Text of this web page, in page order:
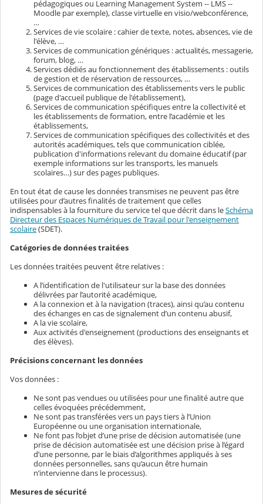
pédagogiques ou Learning Management System -- LMS --
Moodle par exemple), classe virtuelle en visio/webconférence,
…
Services de vie scolaire : cahier de texte, notes, absences, vie de
l'élève, …
Services de communication génériques : actualités, messagerie,
forum, blog, …
Services dédiés au fonctionnement des établissements : outils
de gestion et de réservation de ressources, …
Services de communication des établissements vers le public
(page d'accueil publique de l'établissement),
Services de communication spécifiques entre la collectivité et
les établissements de formation, entre l’académie et les
établissements,
Services de communication spécifiques des collectivités et des
autorités académiques, tels que communication ciblée,
publication d'informations relevant du domaine éducatif (par
exemple informations sur les transports, les manuels
scolaires…) sur des pages publiques.
En tout état de cause les données transmises ne peuvent pas être
utilisées pour d’autres finalités de traitement que celles
indispensables à la fourniture du service tel que décrit dans leSchéma
Directeur des Espaces Numériques de Travail pour l'enseignement
scolaire(SDET).
Catégories de données traitées
Les données traitées peuvent être relatives :
A l’identification de l'utilisateur sur la base des données
délivrées par l’autorité académique,
A la connexion et à la navigation (traces), ainsi qu’au contenu
des échanges en cas de signalement d’un contenu abusif,
A la vie scolaire,
Aux activités d'enseignement (productions des enseignants et
des élèves).
Précisions concernant les données
Vos données :
Ne sont pas vendues ou utilisées pour une finalité autre que
celles évoquées précédemment,
Ne sont pas transférées vers un pays tiers à l’Union
Européenne ou une organisation internationale,
Ne font pas l’objet d’une prise de décision automatisée (une
prise de décision automatisée est une décision prise à l’égard
d’une personne, par le biais d’algorithmes appliqués à ses
données personnelles, sans qu’aucun être humain
n’intervienne dans le processus).
Mesures de sécurité